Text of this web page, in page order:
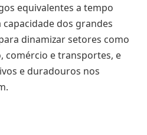
equivalentes a tempo
dos grandes
dinamizar setores como
comércio e transportes, e
e duradouros nos